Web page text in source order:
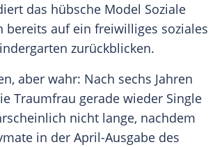
das hübsche Model Soziale
bereits auf ein freiwilliges soziales
zurückblicken.
aber wahr: Nach sechs Jahren
Traumfrau gerade wieder Single
nicht lange, nachdem
in der April-Ausgabe des